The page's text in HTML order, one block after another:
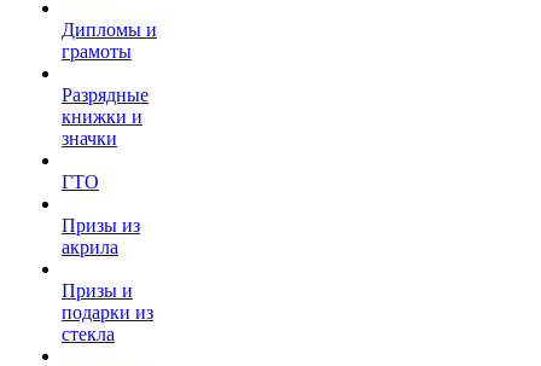
Дипломы и
грамоты
Разрядные
книжки и
значки
ГТО
Призы из
акрила
Призы и
подарки из
стекла